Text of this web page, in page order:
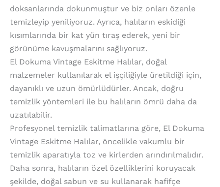
doksanlarında dokunmuştur ve biz onları özenle
temizleyip yeniliyoruz. Ayrıca, halıların eskidiği
kısımlarında bir kat yün tıraş ederek, yeni bir
görünüme kavuşmalarını sağlıyoruz.
El Dokuma Vintage Eskitme Halılar, doğal
malzemeler kullanılarak el işçiliğiyle üretildiği için,
dayanıklı ve uzun ömürlüdürler. Ancak, doğru
temizlik yöntemleri ile bu halıların ömrü daha da
uzatılabilir.
Profesyonel temizlik talimatlarına göre, El Dokuma
Vintage Eskitme Halılar, öncelikle vakumlu bir
temizlik aparatıyla toz ve kirlerden arındırılmalıdır.
Daha sonra, halıların özel özelliklerini koruyacak
şekilde, doğal sabun ve su kullanarak hafifçe